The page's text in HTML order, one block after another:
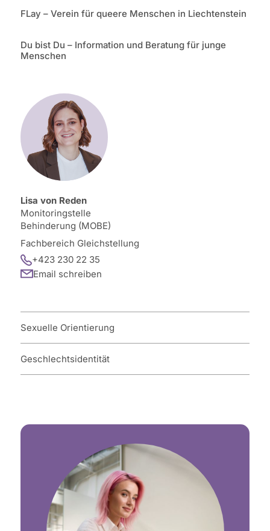
FLay – Verein für queere Menschen in Liechtenstein
Du bist Du – Information und Beratung für junge
Menschen
Lisa von Reden
Monitoringstelle
Behinderung (MOBE)
Fachbereich Gleichstellung
+423 230 22 35
Email schreiben
Sexuelle Orientierung
Geschlechtsidentität